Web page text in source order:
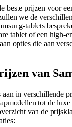
beste prijzen voor
we de
tablets
tablet of een high-
opties die aan
van
aan in verschillende
tot de
van de